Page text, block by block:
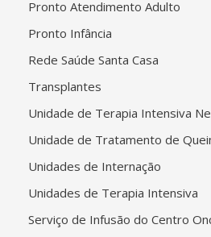
Pronto Atendimento Adulto
Pronto Infância
Rede Saúde Santa Casa
Transplantes
Unidade de Terapia Intensiva
Unidade de Tratamento de
Unidades de Internação
Unidades de Terapia Intensiva
Serviço de Infusão do Centro